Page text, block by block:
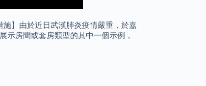
施】由於近日武漢肺炎疫情嚴重，於嘉
示房間或套房類型的其中一個示例，